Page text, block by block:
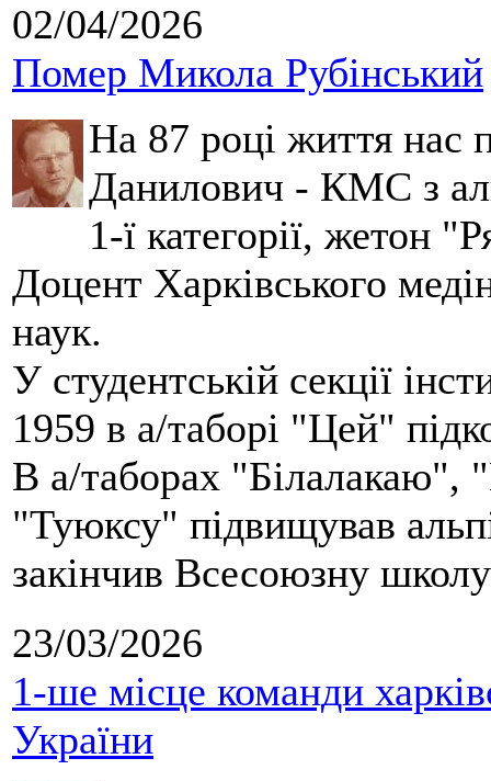
02/04/2026
Помер Микола Рубінський
На 87 році життя нас
Данилович - КМС з
1-ї категорії, жетон
Доцент Харківського
наук.
У студентській секції
1959 в а/таборі "Цей"
В а/таборах "Білалакаю",
"Туюксу" підвищував
закінчив Всесоюзну
23/03/2026
1-ше місце команди
України